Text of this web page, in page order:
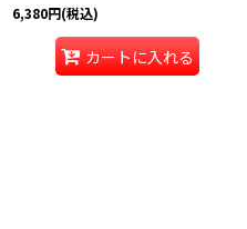
6,380円(税込)
カートに入れる